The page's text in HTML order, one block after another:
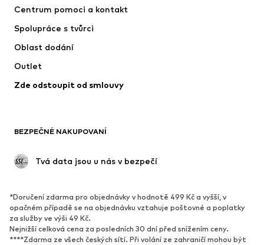
Bundy
Spodní prádlo
Kabáty
Plavky
Upcyklace
Nové
Oblíbené
Tenisky
Lodičky & boty na podpatku
Kozačky
Centrum pomoci a kontakt
Spolupráce s tvůrci
Oblast dodání
Outlet
Zde odstoupit od smlouvy
BEZPEČNÉ NAKUPOVANÍ
Tvá data jsou u nás v bezpečí
*Doručení zdarma pro objednávky v hodnotě 499 Kč a vyšší, v
opačném případě se na objednávku vztahuje poštovné a poplatky
za služby ve výši 49 Kč.
Nejnižší celková cena za posledních 30 dní před snížením ceny.
****Zdarma ze všech českých sítí. Při volání ze zahraničí mohou být